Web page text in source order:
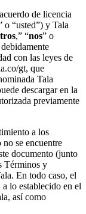
de licencia
o “usted”) y Tala
,” “nos” o
con las leyes de
gt, que
Tala
descargar en la
previamente
a los
se encuentre
documento (junto
Términos y
En todo caso, el
lo establecido en el
así como